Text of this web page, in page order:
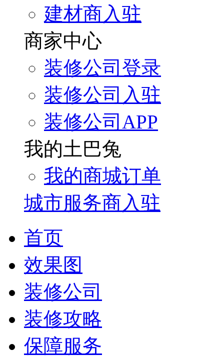
建材商入驻
商家中心
装修公司登录
装修公司入驻
装修公司APP
我的土巴兔
我的商城订单
城市服务商入驻
首页
效果图
装修公司
装修攻略
保障服务